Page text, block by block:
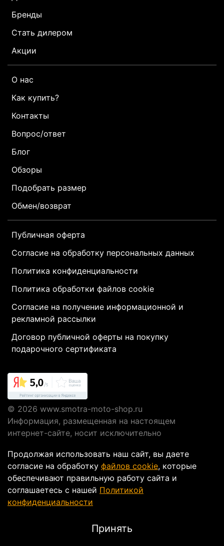
Бренды
Стать дилером
Акции
О нас
Как купить?
Контакты
Вопрос/ответ
Блог
Обзоры
Подобрать размер
Обмен/возврат
Публичная оферта
Согласие на обработку персональных данных
Политика конфиденциальности
Политика обработки файлов cookie
Согласие на получение информационной и
рекламной рассылки
Договор публичной оферты на покупку
подарочного сертификата
© 2026 www.smotra-moto-shop.ru
Информация, размещенная на настоящем
интернет-сайте, носит исключительно
публичной офертой, определяемой положениями
Статьи 437 ГК РФ.
Интернет-магазин мотоэкипировки в Москве
ИП Кусакин Александр ИНН 772072986238 ОГРН
Продолжая использовать наш сайт, вы даете
согласие на обработку файлов cookie, которые
обеспечивают правильную работу сайта и
соглашаетесь с нашей Политикой
конфиденциальности
Принять